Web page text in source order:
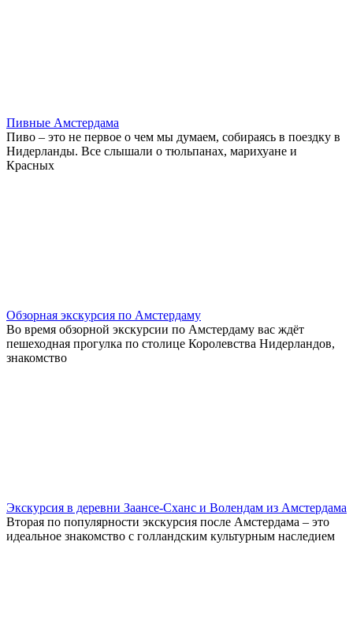
Пивные Амстердама
Пиво – это не первое о чем мы думаем, собираясь в поездку в
Нидерланды. Все слышали о тюльпанах, марихуане и
Красных
Обзорная экскурсия по Амстердаму
Во время обзорной экскурсии по Амстердаму вас ждёт
пешеходная прогулка по столице Королевства Нидерландов,
знакомство
Экскурсия в деревни Заансе-Сханс и Волендам из Амстердама
Вторая по популярности экскурсия после Амстердама – это
идеальное знакомство с голландским культурным наследием